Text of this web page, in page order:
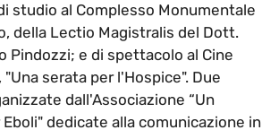
studio al Complesso Monumentale
della Lectio Magistralis del Dott.
Pindozzi; e di spettacolo al Cine
"Una serata per l'Hospice". Due
dall'Associazione “Un
dedicate alla comunicazione in